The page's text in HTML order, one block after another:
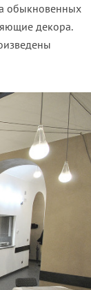
обыкновенных
декора.